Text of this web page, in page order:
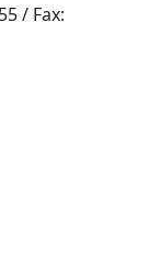
/ Fax: